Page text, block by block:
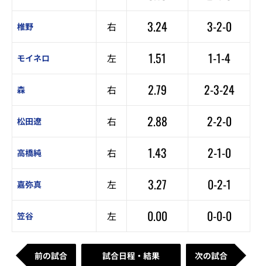
椎野 右 3.24 3-2-0
モイネロ 左 1.51 1-1-4
森 右 2.79 2-3-24
松田遼 右 2.88 2-2-0
高橋純 右 1.43 2-1-0
嘉弥真 左 3.27 0-2-1
笠谷 左 0.00 0-0-0
前の試合 試合日程・結果 次の試合